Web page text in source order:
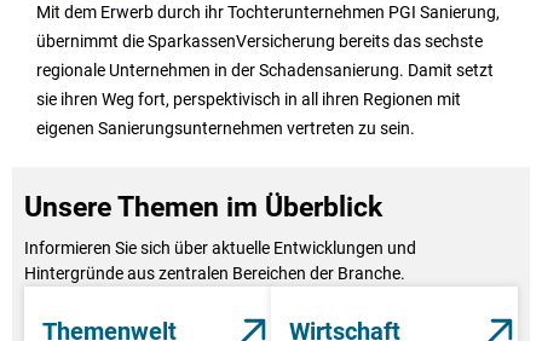
Mit dem Erwerb durch ihr Tochterunternehmen PGI Sanierung,
übernimmt die SparkassenVersicherung bereits das sechste
regionale Unternehmen in der Schadensanierung. Damit setzt
sie ihren Weg fort, perspektivisch in all ihren Regionen mit
eigenen Sanierungsunternehmen vertreten zu sein.
Unsere Themen im Überblick
Informieren Sie sich über aktuelle Entwicklungen und
Hintergründe aus zentralen Bereichen der Branche.
Themenwelt Wirtschaft